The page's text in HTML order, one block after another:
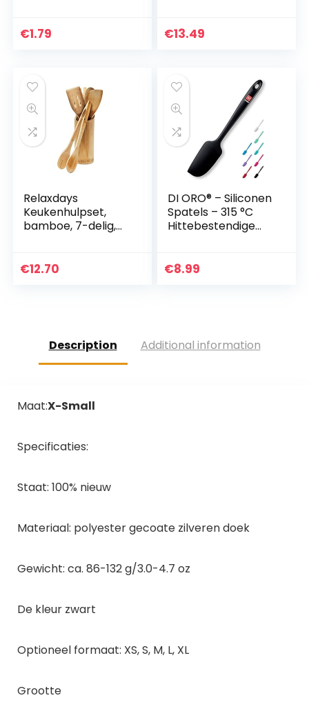
€1.79
vergrendelingsclip
€13.49
Relaxdays
Keukenhulpset,
bamboe, 7-delig,
houten lepels,
€12.70
DI ORO® – Siliconen
Spatels – 315 °C
Hittebestendige
Grade Anti-
€8.99
Description Additional information
Maat:X-Small
Specificaties:
Staat: 100% nieuw
Materiaal: polyester gecoate zilveren doek
Gewicht: ca. 86-132 g/3.0-4.7 oz
De kleur zwart
Optioneel formaat: XS, S, M, L, XL
Grootte